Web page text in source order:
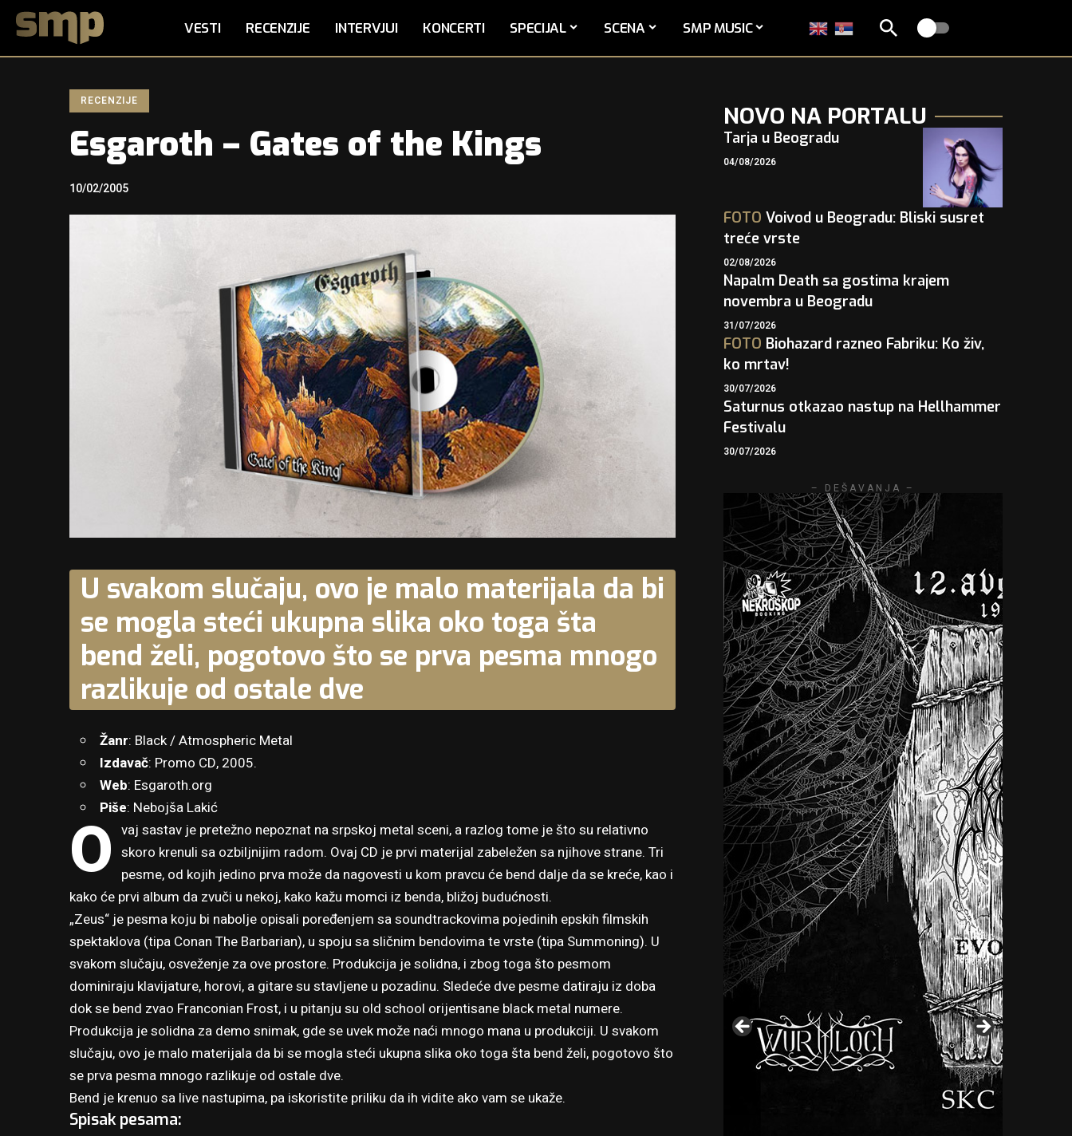
VESTI RECENZIJE INTERVJUI KONCERTI SPECIJAL SCENA SMP MUSIC
RECENZIJE
Esgaroth – Gates of the Kings
10/02/2005
U svakom slučaju, ovo je malo materijala da bi
se mogla steći ukupna slika oko toga šta
bend želi, pogotovo što se prva pesma mnogo
razlikuje od ostale dve
Žanr: Black / Atmospheric Metal
Izdavač: Promo CD, 2005.
Web: Esgaroth.org
Piše: Nebojša Lakić
O vaj sastav je pretežno nepoznat na srpskoj metal sceni, a razlog tome je što su relativno
skoro krenuli sa ozbiljnijim radom. Ovaj CD je prvi materijal zabeležen sa njihove strane. Tri
pesme, od kojih jedino prva može da nagovesti u kom pravcu će bend dalje da se kreće, kao i
kako će prvi album da zvuči u nekoj, kako kažu momci iz benda, bližoj budućnosti.
„Zeus“ je pesma koju bi nabolje opisali poređenjem sa soundtrackovima pojedinih epskih filmskih
spektaklova (tipa Conan The Barbarian), u spoju sa sličnim bendovima te vrste (tipa Summoning). U
svakom slučaju, osveženje za ove prostore. Produkcija je solidna, i zbog toga što pesmom
dominiraju klavijature, horovi, a gitare su stavljene u pozadinu. Sledeće dve pesme datiraju iz doba
dok se bend zvao Franconian Frost, i u pitanju su old school orijentisane black metal numere.
Produkcija je solidna za demo snimak, gde se uvek može naći mnogo mana u produkciji. U svakom
slučaju, ovo je malo materijala da bi se mogla steći ukupna slika oko toga šta bend želi, pogotovo što
se prva pesma mnogo razlikuje od ostale dve.
Bend je krenuo sa live nastupima, pa iskoristite priliku da ih vidite ako vam se ukaže.
Spisak pesama:
NOVO NA PORTALU
Tarja u Beogradu
04/08/2026
FOTO Voivod u Beogradu: Bliski susret
treće vrste
02/08/2026
Napalm Death sa gostima krajem
novembra u Beogradu
31/07/2026
FOTO Biohazard razneo Fabriku: Ko živ,
ko mrtav!
30/07/2026
Saturnus otkazao nastup na Hellhammer
Festivalu
30/07/2026
– DEŠAVANJA –